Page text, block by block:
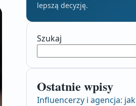
lepszą decyzję.
Szukaj
Ostatnie wpisy
Influencerzy i agencja: jak